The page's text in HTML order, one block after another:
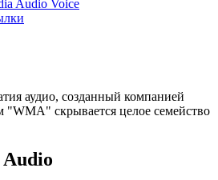
Audio Voice
аудио, созданный компанией
скрывается целое семейство